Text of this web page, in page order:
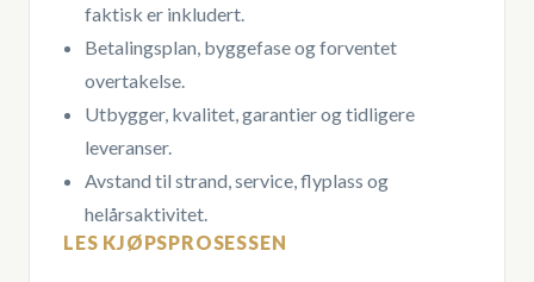
faktisk er inkludert.
Betalingsplan, byggefase og forventet
overtakelse.
Utbygger, kvalitet, garantier og tidligere
leveranser.
Avstand til strand, service, flyplass og
helårsaktivitet.
LES KJØPSPROSESSEN